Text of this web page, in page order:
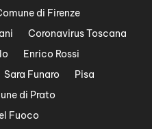
di Firenze
Coronavirus Toscana
Enrico Rossi
Sara Funaro
Pisa
di Prato
Fuoco